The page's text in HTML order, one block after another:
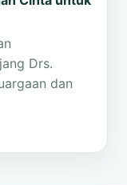
MTsN 1
Cinta untuk
Drs.
dan